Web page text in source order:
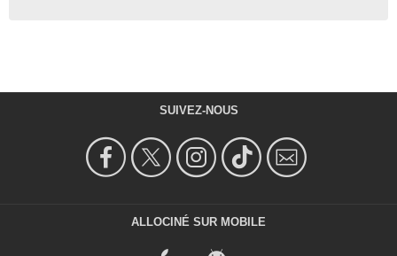
SUIVEZ-NOUS
ALLOCINÉ SUR MOBILE